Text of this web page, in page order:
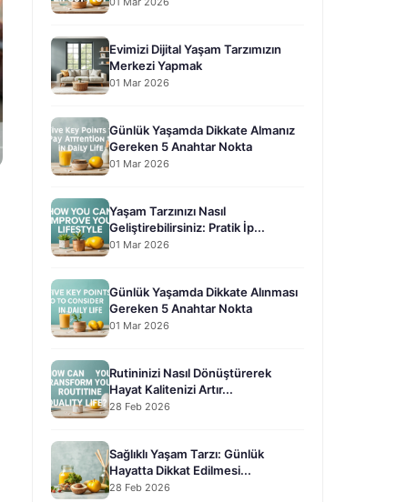
Evimizi Dijital Yaşam Tarzımızın
Merkezi Yapmak
01 Mar 2026
Günlük Yaşamda Dikkate Almanız
Gereken 5 Anahtar Nokta
01 Mar 2026
Yaşam Tarzınızı Nasıl
Geliştirebilirsiniz: Pratik İp...
01 Mar 2026
Günlük Yaşamda Dikkate Alınması
Gereken 5 Anahtar Nokta
01 Mar 2026
Rutininizi Nasıl Dönüştürerek
Hayat Kalitenizi Artır...
28 Feb 2026
Sağlıklı Yaşam Tarzı: Günlük
Hayatta Dikkat Edilmesi...
28 Feb 2026